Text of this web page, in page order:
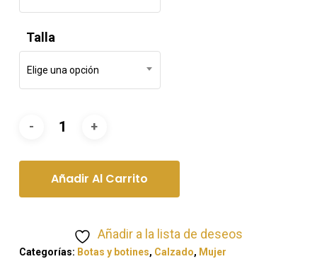
Talla
Elige una opción
Añadir Al Carrito
Añadir a la lista de deseos
Categorías: Botas y botines, Calzado, Mujer